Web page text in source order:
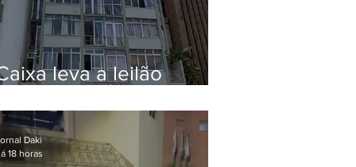
leva a leilão
em Botafogo
Daki
18 horas